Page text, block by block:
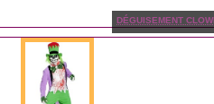
DÉGUISEMENT